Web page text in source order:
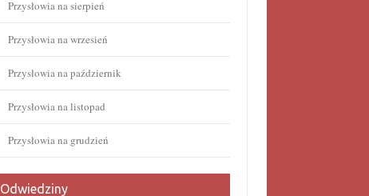
Przysłowia na sierpień
Przysłowia na wrzesień
Przysłowia na październik
Przysłowia na listopad
Przysłowia na grudzień
Odwiedziny